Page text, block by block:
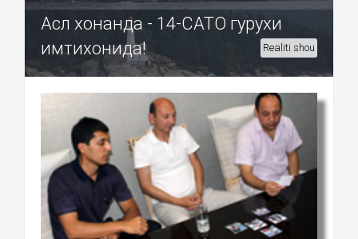
Асл хонанда - 14-САТО гурухи
имтихонида!
Realiti shou